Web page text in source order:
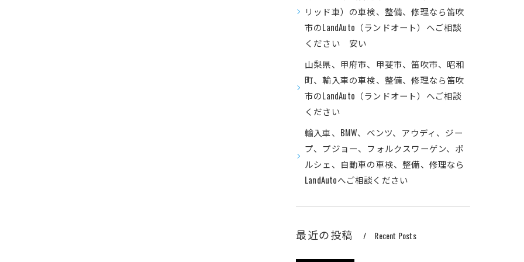
リッド車）の車検、整備、修理なら笛吹
市のLandAuto（ランドオート）へご相談
ください 安い
山梨県、甲府市、甲斐市、笛吹市、昭和
町、輸入車の車検、整備、修理なら笛吹
市のLandAuto（ランドオート）へご相談
ください
輸入車、BMW、ベンツ、アウディ、ジー
プ、プジョー、フォルクスワーゲン、ポ
ルシェ、自動車の車検、整備、修理なら
LandAutoへご相談ください
最近の投稿 Recent Posts